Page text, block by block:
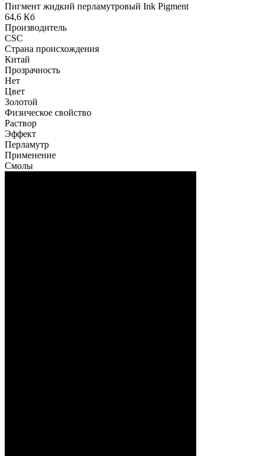
Пигмент жидкий перламутровый Ink Pigment
64,6 Кб
Производитель
CSC
Страна происхождения
Китай
Прозрачность
Нет
Цвет
Золотой
Физическое свойство
Раствор
Эффект
Перламутр
Применение
Смолы